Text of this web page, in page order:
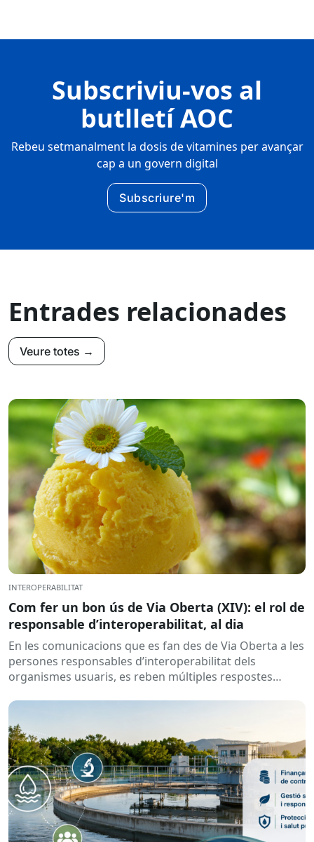
Subscriviu-vos al
butlletí AOC
Rebeu setmanalment la dosis de vitamines per avançar
cap a un govern digital
Subscriure'm
Entrades relacionades
Veure totes →
INTEROPERABILITAT
Com fer un bon ús de Via Oberta (XIV): el rol de
responsable d’interoperabilitat, al dia
En les comunicacions que es fan des de Via Oberta a les
persones responsables d’interoperabilitat dels
organismes usuaris, es reben múltiples respostes